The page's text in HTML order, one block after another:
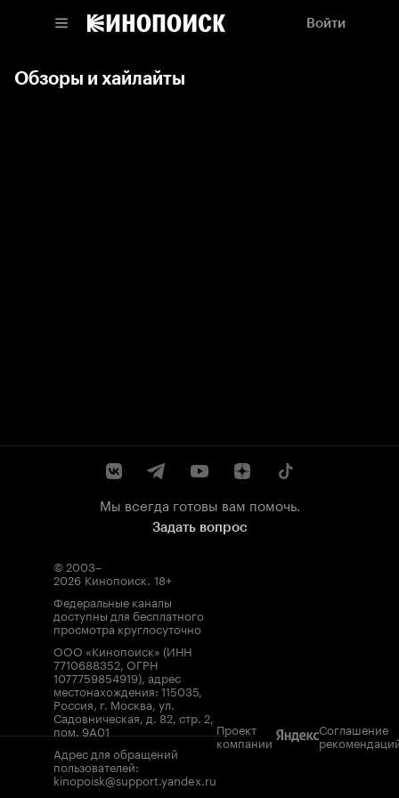
Войти
Обзоры и хайлайты
Мы всегда готовы вам помочь.
Задать вопрос
© 2003–
2026 Кинопоиск. 18+
Федеральные каналы
доступны для бесплатного
просмотра круглосуточно
ООО «Кинопоиск» (ИНН
7710688352, ОГРН
1077759854919), адрес
местонахождения: 115035,
Россия, г. Москва, ул.
Садовническая, д. 82, стр. 2,
пом. 9А01
Адрес для обращений
пользователей:
kinopoisk@support.yandex.ru
Проект
компании
Соглашение